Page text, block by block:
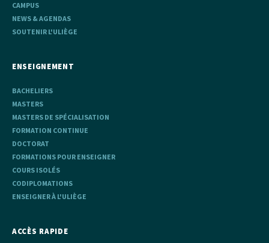
CAMPUS
NEWS & AGENDAS
SOUTENIR L'ULIÈGE
ENSEIGNEMENT
BACHELIERS
MASTERS
MASTERS DE SPÉCIALISATION
FORMATION CONTINUE
DOCTORAT
FORMATIONS POUR ENSEIGNER
COURS ISOLÉS
CODIPLOMATIONS
ENSEIGNER À L'ULIÈGE
ACCÈS RAPIDE